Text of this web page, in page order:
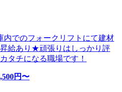
内でのフォークリフトにて建材
給あり★頑張りはしっかり評
タチになる職場です！
円〜